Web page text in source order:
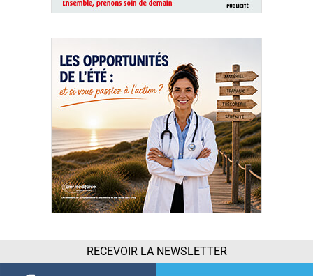
RECEVOIR LA NEWSLETTER